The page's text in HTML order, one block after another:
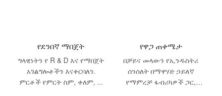
የደንበኛ ማበጀት
ግላዊነትን የ R & D እና የማበጀት
አገልግሎቶችን እናቀርባለን.
ምርቶች የምርት ስም, ቀለም, ...
የዋጋ ጠቀሜታ
በቻይና መላውን የኢንዱስትሪ
ሰንሰለት በማዋሃድ ኃይለኛ
የማምረቻ ፋብሪካዎች ጋር,